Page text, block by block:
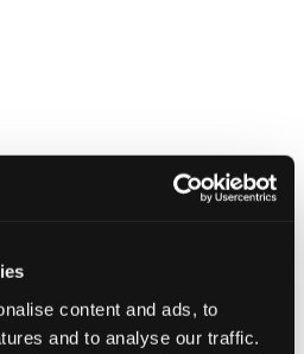
content and ads, to
and to analyse our traffic.